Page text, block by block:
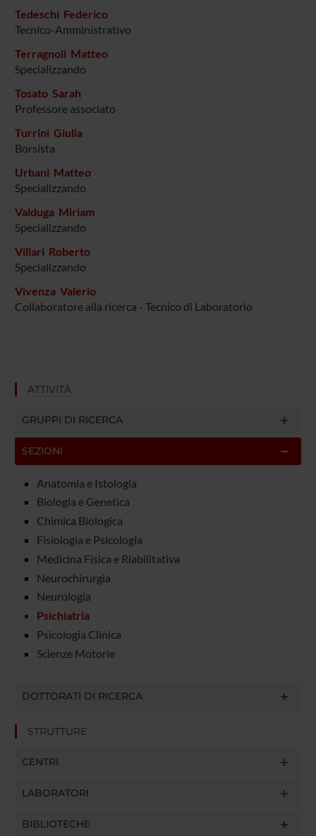
Tedeschi Federico
Tecnico-Amministrativo
Terragnoli Matteo
Specializzando
Tosato Sarah
Professore associato
Turrini Giulia
Borsista
Urbani Matteo
Specializzando
Valduga Miriam
Specializzando
Villari Roberto
Specializzando
Vivenza Valerio
Collaboratore alla ricerca - Tecnico di Laboratorio
ATTIVITÀ
GRUPPI DI RICERCA
SEZIONI
Anatomia e Istologia
Biologia e Genetica
Chimica Biologica
Fisiologia e Psicologia
Medicina Fisica e Riabilitativa
Neurochirurgia
Neurologia
Psichiatria
Psicologia Clinica
Scienze Motorie
DOTTORATI DI RICERCA
STRUTTURE
CENTRI
LABORATORI
BIBLIOTECHE